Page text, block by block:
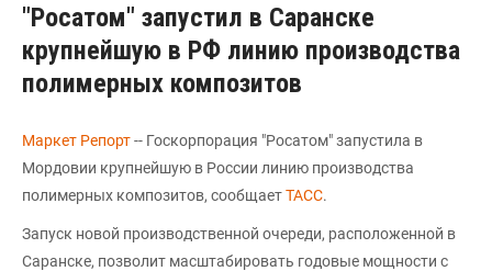
"Росатом" запустил в Саранске
крупнейшую в РФ линию производства
полимерных композитов
Маркет Репорт-- Госкорпорация "Росатом" запустила в
Мордовии крупнейшую в России линию производства
полимерных композитов, сообщаетТАСС.
Запуск новой производственной очереди, расположенной в
Саранске, позволит масштабировать годовые мощности с